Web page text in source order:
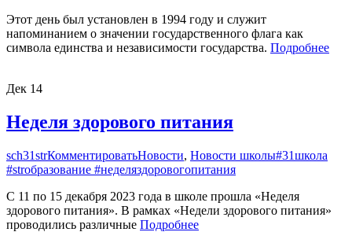
Этот день был установлен в 1994 году и служит
напоминанием о значении государственного флага как
символа единства и независимости государства. Подробнее
Дек 14
Неделя здорового питания
sch31strКомментироватьНовости, Новости школы#31школа
#strобразование #неделяздоровогопитания
С 11 по 15 декабря 2023 года в школе прошла «Неделя
здорового питания». В рамках «Недели здорового питания»
проводились различные Подробнее